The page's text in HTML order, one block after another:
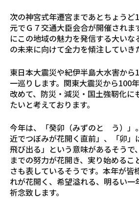
次の神宮式年遷宮まであとちょうど
元でＧ７交通大臣会合が開催されま
にこの地域の魅力を発信する大い
の未来に向けて全力を傾注していき
東日本大震災や紀伊半島大水害から
一巡りします。関東大震災から100
改めて、防災・減災・国土強靭化に
たいと考えております。
今年は、「癸卯（みずのと う）」
近でつぼみが花開く直前」、「卯」
飛び出る」という意味があるそうで
までの努力が花開き、実り始めるこ
さも表しているそうです。本年が皆
れが花開く、希望溢れる、明るい一
祈念致します。